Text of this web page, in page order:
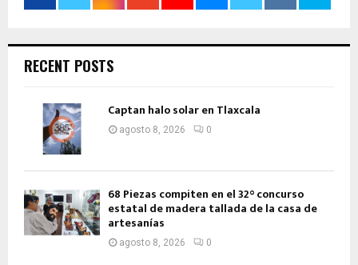
RECENT POSTS
Captan halo solar en Tlaxcala
agosto 8, 2026 0
68 Piezas compiten en el 32° concurso
estatal de madera tallada de la casa de
artesanías
agosto 8, 2026 0